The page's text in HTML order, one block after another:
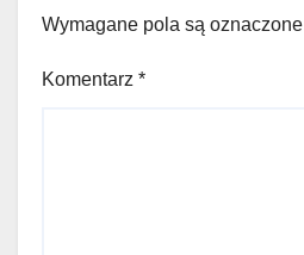
Wymagane pola są oznaczone
Komentarz *